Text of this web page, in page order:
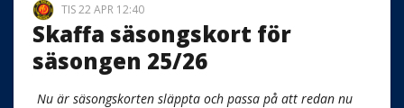
TIS 22 APR 12:40
Skaffa säsongskort för
säsongen 25/26
Nu är säsongskorten släppta och passa på att redan nu